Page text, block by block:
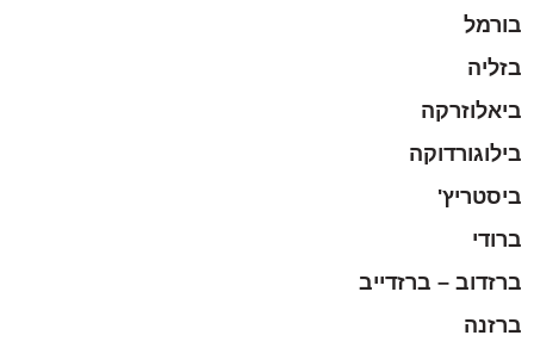
בורמל
בזליה
ביאלוזרקה
בילוגורדוקה
ביסטריץ'
ברודי
ברזדוב – ברזדייב
ברזנה